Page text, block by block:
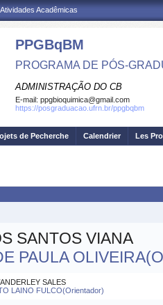
Acadêmicas
PPGBqBM
PROGRAMA DE PÓS-
ADMINISTRAÇÃO DO CB
E-mail: ppgbioquimica@gmail.com
https://posgraduacao.ufrn.br/ppgbqbm
de Pecherche Calendrier Les
SANTOS VIANA
PAULA
SALES
LAINO FULCO(Orientador)